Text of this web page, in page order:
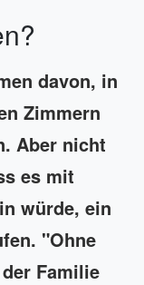
davon, in
Zimmern
Aber nicht
es mit
würde, ein
"Ohne
Familie